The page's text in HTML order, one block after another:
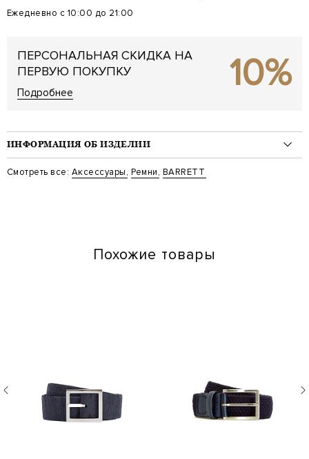
Ежедневно с 10:00 до 21:00
ПЕРСОНАЛЬНАЯ СКИДКА НА
ПЕРВУЮ ПОКУПКУ
Подробнее 10%
ИНФОРМАЦИЯ ОБ ИЗДЕЛИИ
Материал: полиамид 95%, кожа 5%
Стиль: Классическая ширина, Плетеные
Смотреть все: Аксессуары, Ремни, BARRETT
Похожие товары